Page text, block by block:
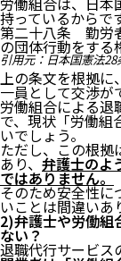
持っているからで
第二十八条 勤労
の団体行動をする
引用元：日本国憲法28
上の条文を根拠に
一員として交渉が
労働組合による退
で、現状「労働組
いでしょう。
ただし、この根拠
あり、弁護士のよ
ではありません。
そのため安全性に
いことは間違いあ
2)弁護士や労働組
ない？
退職代行サービス